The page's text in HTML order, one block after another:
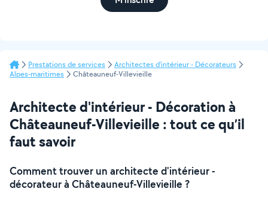
Prestations de services
Architectes d'intérieur - Décorateurs
Alpes-maritimes
Châteauneuf-Villevieille
Architecte d'intérieur - Décoration à
Châteauneuf-Villevieille : tout ce qu’il
faut savoir
Comment trouver un architecte d'intérieur -
décorateur à Châteauneuf-Villevieille ?